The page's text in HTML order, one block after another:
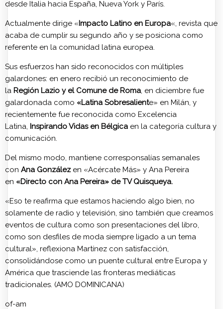
desde Italia hacia España, Nueva York y París.
Actualmente dirige «Impacto Latino en Europa«, revista que
acaba de cumplir su segundo año y se posiciona como
referente en la comunidad latina europea.
Sus esfuerzos han sido reconocidos con múltiples
galardones: en enero recibió un reconocimiento de
la Región Lazio y el Comune de Roma, en diciembre fue
galardonada como «Latina Sobresaliente» en Milán, y
recientemente fue reconocida como Excelencia
Latina, Inspirando Vidas en Bélgica en la categoría cultura y
comunicación.
Del mismo modo, mantiene corresponsalías semanales
con Ana Gonzálezen «Acércate Más» y Ana Pereira
en «Directo con Ana Pereira» de TV Quisqueya.
«Eso te reafirma que estamos haciendo algo bien, no
solamente de radio y televisión, sino también que creamos
eventos de cultura como son presentaciones del libro,
como son desfiles de moda siempre ligado a un tema
cultural», reflexiona Martínez con satisfacción,
consolidándose como un puente cultural entre Europa y
América que trasciende las fronteras mediáticas
tradicionales. (AMO DOMINICANA)
of-am